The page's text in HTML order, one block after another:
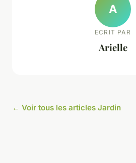
A
ECRIT PAR
Arielle
← Voir tous les articles Jardin